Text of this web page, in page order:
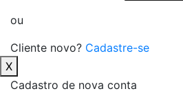
ou
Cliente novo? Cadastre-se
X
Cadastro de nova conta